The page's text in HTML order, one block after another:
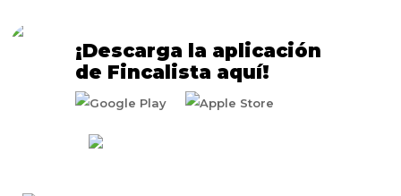
¡Descarga la aplicación
de Fincalista aquí!